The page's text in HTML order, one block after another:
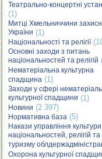
Театрально-концертні
(1)
Митці Хмельниччини
України (1)
Національності та релігії
Основні заходи з питань
національностей та релігій
Нематеріальна культурна
спадщина (1)
Заходи у сфері
культурної спадщини (1)
Новини (2 397)
Нормативна база (5)
Накази управління
національностей, релігій та
туризму
Охорона культурної